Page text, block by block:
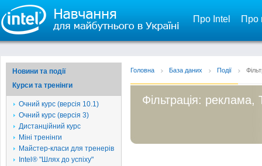
Про Intel Про
Новини та події
Курси та тренінги
Очний курс (версія 10.1)
Очний курс (версія 3)
Дистанційний курс
Міні тренінги
Майстер-класи для тренерів
Intel® "Шлях до успіху"
Головна База даних Події
Фільтрація: реклама,